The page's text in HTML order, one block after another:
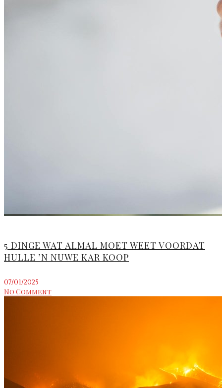
5 DINGE WAT ALMAL MOET WEET VOORDAT
HULLE ’N NUWE KAR KOOP
07/01/2025
No Comment